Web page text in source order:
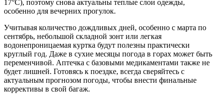
17°C), поэтому снова актуальны теплые слои одежды,
особенно для вечерних прогулок.
Учитывая количество дождливых дней, особенно с марта по
сентябрь, небольшой складной зонт или легкая
водонепроницаемая куртка будут полезны практически
круглый год. Даже в сухие месяцы погода в горах может быть
переменчивой. Аптечка с базовыми медикаментами также не
будет лишней. Готовясь к поездке, всегда сверяйтесь с
актуальным прогнозом погоды, чтобы внести финальные
коррективы в свой багаж.